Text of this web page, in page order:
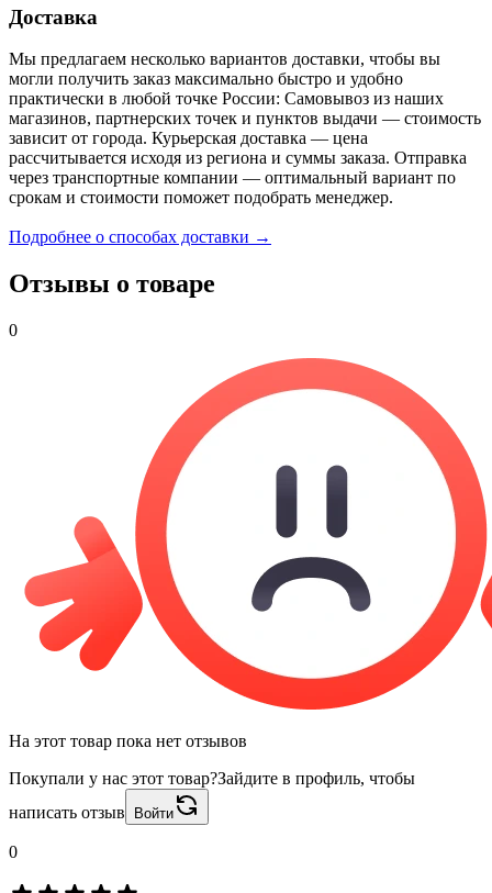
Доставка
Мы предлагаем несколько вариантов доставки, чтобы вы
могли получить заказ максимально быстро и удобно
практически в любой точке России: Самовывоз из наших
магазинов, партнерских точек и пунктов выдачи — стоимость
зависит от города. Курьерская доставка — цена
рассчитывается исходя из региона и суммы заказа. Отправка
через транспортные компании — оптимальный вариант по
срокам и стоимости поможет подобрать менеджер.
Подробнее о способах доставки →
Отзывы о товаре
0
На этот товар пока нет отзывов
Покупали у нас этот товар?Зайдите в профиль, чтобы
написать отзыв
Войти
0